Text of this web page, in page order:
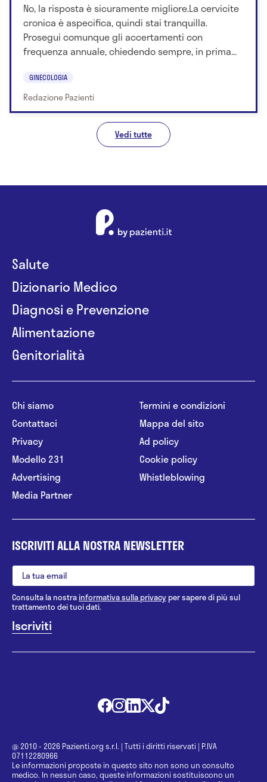
No, la risposta è sicuramente migliore.La cervicite
cronica è aspecifica, quindi stai tranquilla.
Prosegui comunque gli accertamenti con
frequenza annuale, chiedendo sempre, in prima...
GINECOLOGIA
Redazione Pazienti
Vedi tutte
Salute
Dizionario Medico
Diagnosi e Prevenzione
Alimentazione
Genitorialità
Chi siamo
Contattaci
Privacy
Modello 231
Advertising
Media Partner
Termini e condizioni
Mappa del sito
Ad policy
Cookie policy
Whistleblowing
ISCRIVITI ALLA NOSTRA NEWSLETTER
Consulta la nostrainformativa sulla privacy per sapere di più sul
trattamento dei tuoi dati.
@ 2010 - 2026 Pazienti.org s.r.l. | Tutti i diritti riservati | P.IVA
07112280966
Le informazioni proposte in questo sito non sono un consulto
medico. In nessun caso, queste informazioni sostituiscono un